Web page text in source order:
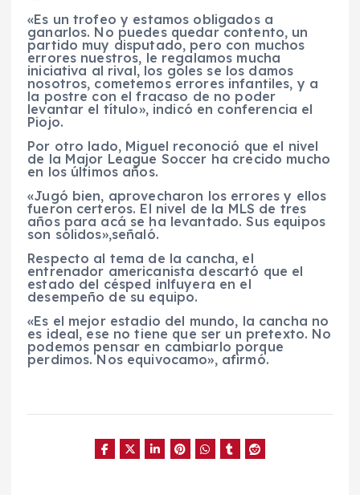
«Es un trofeo y estamos obligados a
ganarlos. No puedes quedar contento, un
partido muy disputado, pero con muchos
errores nuestros, le regalamos mucha
iniciativa al rival, los goles se los damos
nosotros, cometemos errores infantiles, y a
la postre con el fracaso de no poder
levantar el título», indicó en conferencia el
Piojo.
Por otro lado, Miguel reconoció que el nivel
de la Major League Soccer ha crecido mucho
en los últimos años.
«Jugó bien, aprovecharon los errores y ellos
fueron certeros. El nivel de la MLS de tres
años para acá se ha levantado. Sus equipos
son sólidos»,señaló.
Respecto al tema de la cancha, el
entrenador americanista descartó que el
estado del césped inlfuyera en el
desempeño de su equipo.
«Es el mejor estadio del mundo, la cancha no
es ideal, ese no tiene que ser un pretexto. No
podemos pensar en cambiarlo porque
perdimos. Nos equivocamo», afirmó.